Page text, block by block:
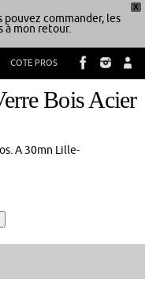
X
pouvez commander, les
à mon retour.
COTE PROS
Bois Acier
A 30mn Lille-